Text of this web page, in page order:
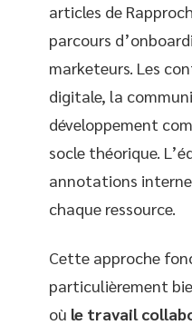
articles de
parcours
marketeurs. Les
digitale, la
développement
socle théorique.
annotations
chaque ressource.
Cette approche
particulièrement
où le travail